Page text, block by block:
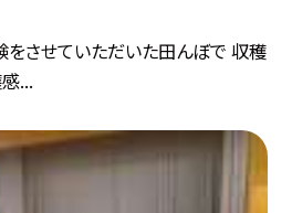
させていただいた田んぼで 収穫
...